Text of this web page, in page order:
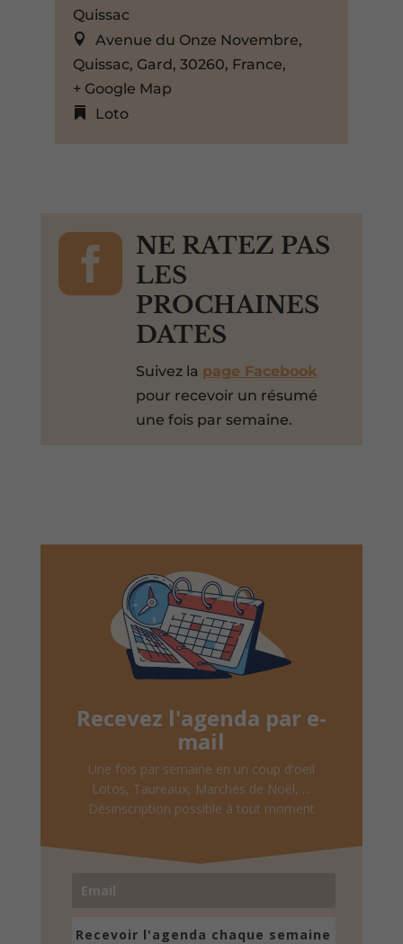
Quissac
Avenue du Onze Novembre,
Quissac, Gard, 30260, France,
+ Google Map
Loto

NE RATEZ PAS
LES
PROCHAINES
DATES
Suivez la page Facebook
pour recevoir un résumé
une fois par semaine.
Recevez l'agenda par e-
mail
Une fois par semaine en un coup d'oeil
Lotos, Taureaux, Marchés de Noël, ...
Désinscription possible à tout moment
Recevoir l'agenda chaque semaine